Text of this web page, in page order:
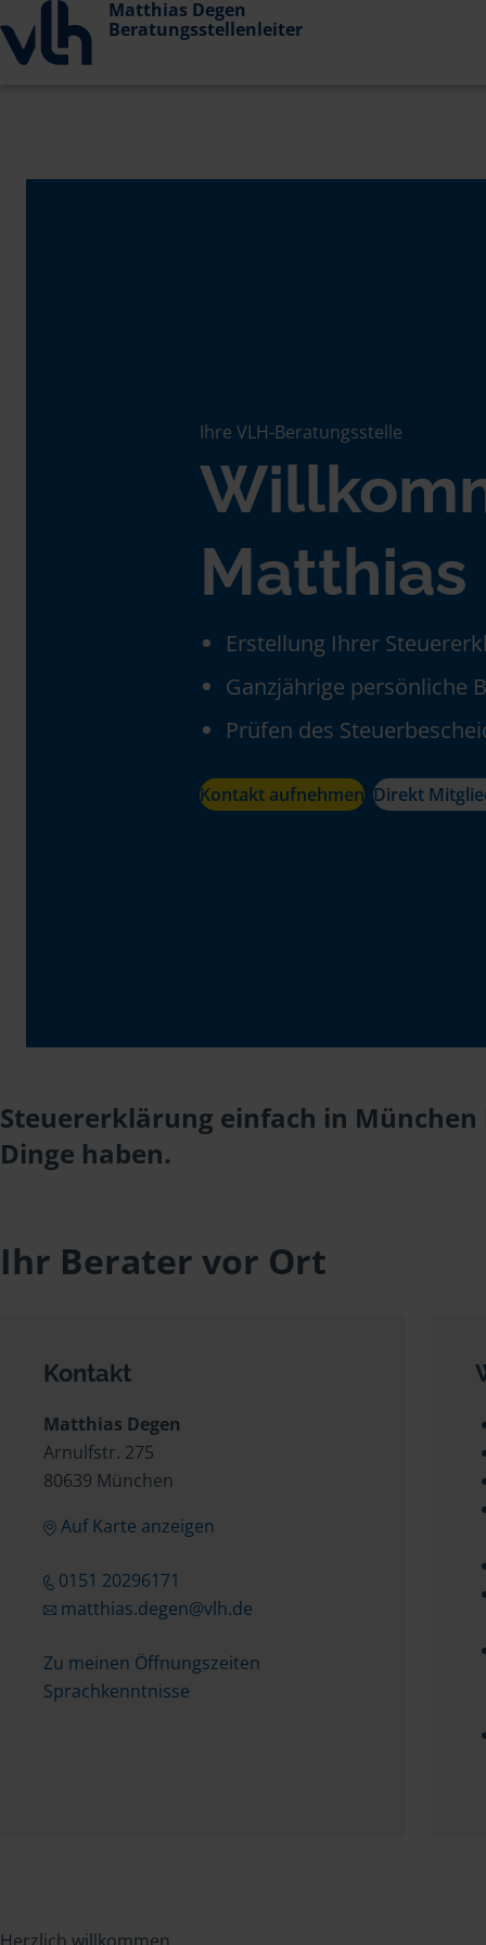
Matthias Degen
Beratungsstellenleiter
Ihre VLH-Beratungsstelle
Matthias
Erstellung Ihrer
Ganzjährige persönliche
Prüfen des
Kontakt aufnehmen Direkt
Steuererklärung einfach in
Dinge haben.
Ihr Berater vor Ort
Kontakt
Matthias Degen
Arnulfstr. 275
80639 München
Auf Karte anzeigen
0151 20296171
matthias.degen@vlh.de
Zu meinen Öffnungszeiten
Sprachkenntnisse